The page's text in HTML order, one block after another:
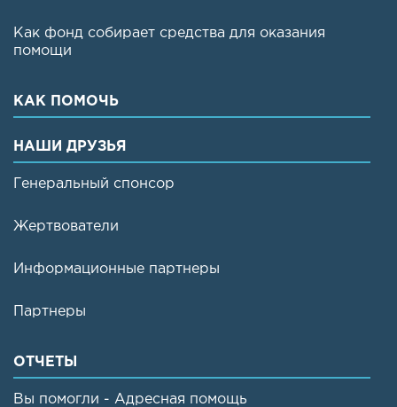
Как фонд собирает средства для оказания
помощи
КАК ПОМОЧЬ
НАШИ ДРУЗЬЯ
Генеральный спонсор
Жертвователи
Информационные партнеры
Партнеры
ОТЧЕТЫ
Вы помогли - Адресная помощь